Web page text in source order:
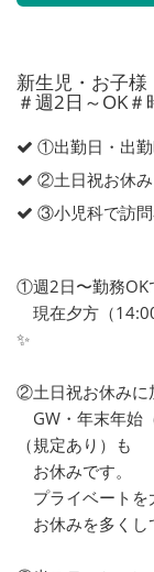
新生児・お子
＃週2日～OK
①出勤日・出
②土日祝お休
③小児科で訪
①週2日〜勤務OK
現在夕方（
✨
②土日祝お休みに
GW・年末年始
（規定あり）も
お休みです。
プライベートを
お休みを多くし